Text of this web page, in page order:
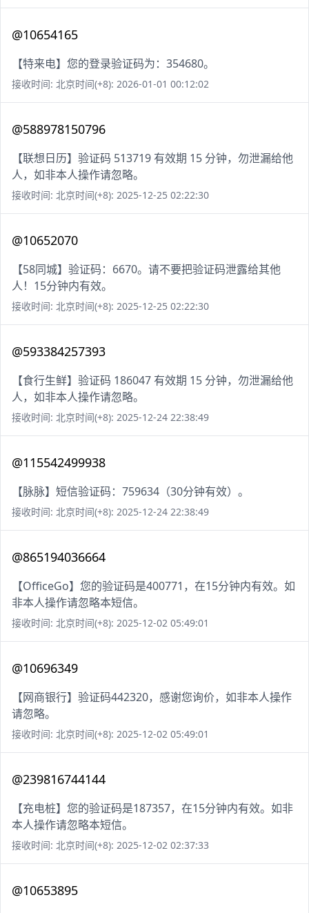
@10654165
【特来电】您的登录验证码为：354680。
接收时间: 北京时间(+8): 2026-01-01 00:12:02
@588978150796
【联想日历】验证码 513719 有效期 15 分钟，勿泄漏给他
人，如非本人操作请忽略。
接收时间: 北京时间(+8): 2025-12-25 02:22:30
@10652070
【58同城】验证码：6670。请不要把验证码泄露给其他
人！15分钟内有效。
接收时间: 北京时间(+8): 2025-12-25 02:22:30
@593384257393
【食行生鲜】验证码 186047 有效期 15 分钟，勿泄漏给他
人，如非本人操作请忽略。
接收时间: 北京时间(+8): 2025-12-24 22:38:49
@115542499938
【脉脉】短信验证码：759634（30分钟有效）。
接收时间: 北京时间(+8): 2025-12-24 22:38:49
@865194036664
【OfficeGo】您的验证码是400771，在15分钟内有效。如
非本人操作请忽略本短信。
接收时间: 北京时间(+8): 2025-12-02 05:49:01
@10696349
【网商银行】验证码442320，感谢您询价，如非本人操作
请忽略。
接收时间: 北京时间(+8): 2025-12-02 05:49:01
@239816744144
【充电桩】您的验证码是187357，在15分钟内有效。如非
本人操作请忽略本短信。
接收时间: 北京时间(+8): 2025-12-02 02:37:33
@10653895